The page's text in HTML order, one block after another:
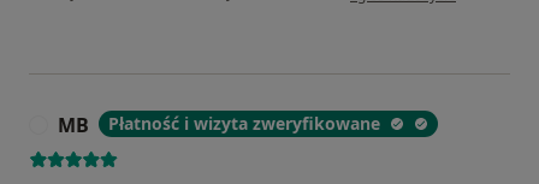
MB Płatność i wizyta zweryfikowane